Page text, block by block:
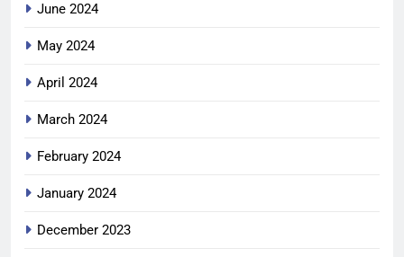
June 2024
May 2024
April 2024
March 2024
February 2024
January 2024
December 2023